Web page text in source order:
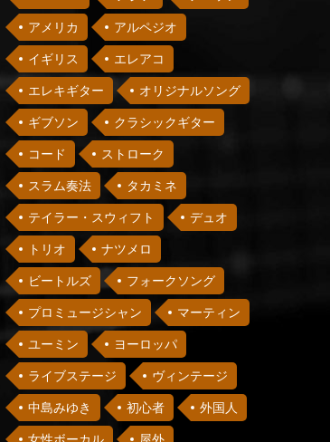
アメリカ
アルペジオ
イギリス
エレアコ
エレキギター
オリジナルソング
ギブソン
クラシックギター
コード
ストローク
スラム奏法
タカミネ
テイラー・スウィフト
デュオ
トリオ
ナツメロ
ビートルズ
フォークソング
プロミュージシャン
マーティン
ユーミン
ヨーロッパ
ライブステージ
ヴィンテージ
中島みゆき
初心者
外国人